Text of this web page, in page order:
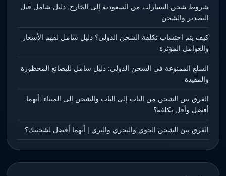
شروط شحن السيارات من السعودية إلى الخارج: دليل شامل قبل
التصدير والشحن
كيف يتم احتساب تكلفة الشحن الدولي؟ دليل شامل لفهم الأسعار
والعوامل المؤثرة
السلع الممنوعة في الشحن الدولي: دليل شامل للبضائع المحظورة
والمقيدة
الفرق بين الشحن من الباب إلى الباب والشحن إلى الميناء: أيهما
أفضل وأقل تكلفة؟
الفرق بين الشحن الجوي والبحري والبري | أيهما أفضل لشحنتك؟